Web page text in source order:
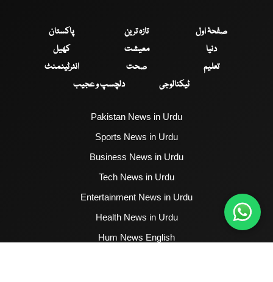
صفحۂ اول تازہ ترین
پاکستان
دنیا
معیشت
کھیل
تعلیم
صحت
انٹرٹینمنٹ
ٹیکنالوجی
دلچسپ و عجیب
Pakistan News in Urdu
Sports News in Urdu
Business News in Urdu
Tech News in Urdu
Entertainment News in Urdu
Health News in Urdu
Hum News English